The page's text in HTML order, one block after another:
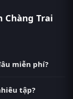
Chàng Trai
miễn phí?
— không
tập?